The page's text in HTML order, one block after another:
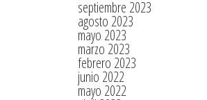
septiembre 2023
agosto 2023
mayo 2023
marzo 2023
febrero 2023
junio 2022
mayo 2022